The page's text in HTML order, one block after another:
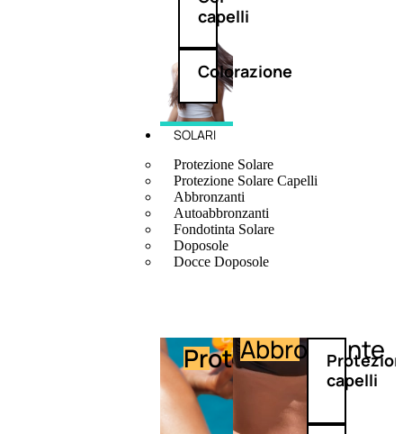
capelli
Colorazione
SOLARI
Protezione Solare
Protezione Solare Capelli
Abbronzanti
Autoabbronzanti
Fondotinta Solare
Doposole
Docce Doposole
Protezione
Abbronzante
capelli